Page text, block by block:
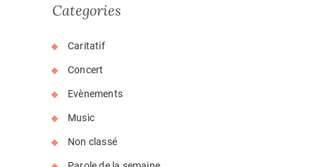
Categories
Caritatif
Concert
Evènements
Music
Non classé